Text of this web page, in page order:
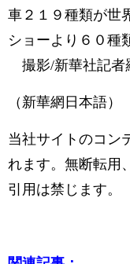
車２１９種類が世
ショーより６０種
撮影/新華社記
（新華網日本語
当社サイトのコン
れます。無断転用
引用は禁じます